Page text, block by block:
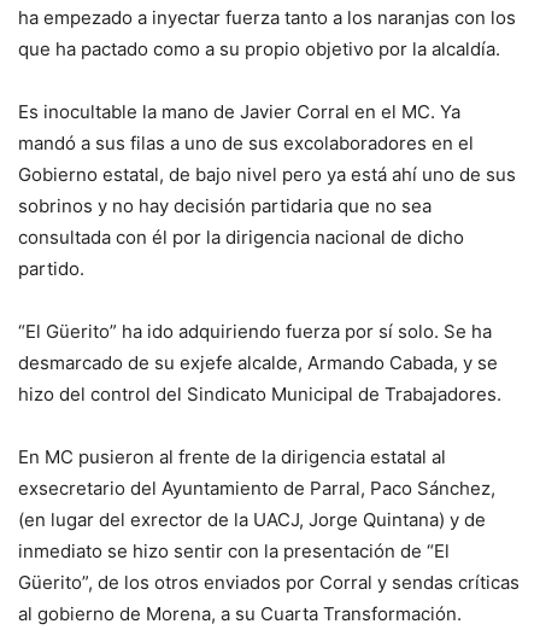
ha empezado a inyectar fuerza tanto a los naranjas con los
que ha pactado como a su propio objetivo por la alcaldía.
Es inocultable la mano de Javier Corral en el MC. Ya
mandó a sus filas a uno de sus excolaboradores en el
Gobierno estatal, de bajo nivel pero ya está ahí uno de sus
sobrinos y no hay decisión partidaria que no sea
consultada con él por la dirigencia nacional de dicho
partido.
“El Güerito” ha ido adquiriendo fuerza por sí solo. Se ha
desmarcado de su exjefe alcalde, Armando Cabada, y se
hizo del control del Sindicato Municipal de Trabajadores.
En MC pusieron al frente de la dirigencia estatal al
exsecretario del Ayuntamiento de Parral, Paco Sánchez,
(en lugar del exrector de la UACJ, Jorge Quintana) y de
inmediato se hizo sentir con la presentación de “El
Güerito”, de los otros enviados por Corral y sendas críticas
al gobierno de Morena, a su Cuarta Transformación.